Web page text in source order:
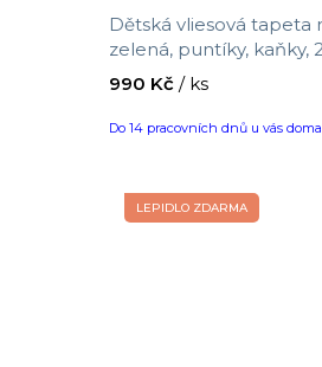
Dětská vliesová tapeta
zelená, puntíky, kaňky,
ICH Wallcoverings,
Do 14 pracovních dnů u vás doma
990 Kč / ks
LEPIDLO ZDARMA